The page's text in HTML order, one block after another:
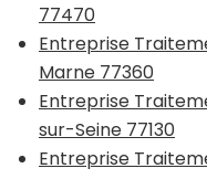
77470
Entreprise
Marne 77360
Entreprise
sur-Seine 77130
Entreprise